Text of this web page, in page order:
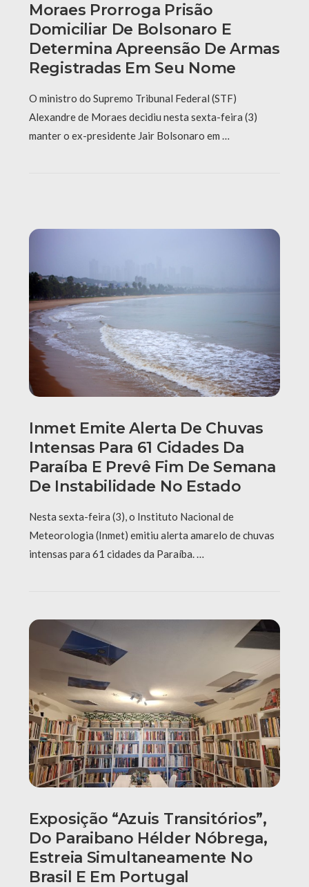
Moraes Prorroga Prisão
Domiciliar De Bolsonaro E
Determina Apreensão De Armas
Registradas Em Seu Nome
O ministro do Supremo Tribunal Federal (STF)
Alexandre de Moraes decidiu nesta sexta-feira (3)
manter o ex-presidente Jair Bolsonaro em …
Inmet Emite Alerta De Chuvas
Intensas Para 61 Cidades Da
Paraíba E Prevê Fim De Semana
De Instabilidade No Estado
Nesta sexta-feira (3), o Instituto Nacional de
Meteorologia (Inmet) emitiu alerta amarelo de chuvas
intensas para 61 cidades da Paraíba. …
Exposição “Azuis Transitórios”,
Do Paraibano Hélder Nóbrega,
Estreia Simultaneamente No
Brasil E Em Portugal